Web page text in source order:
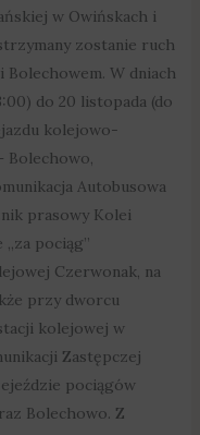
w Owińskach i
zostanie ruch
W dniach
do 20 listopada (do
kolejowo-
Bolechowo,
Autobusowa
prasowy Kolei
pociąg”
Czerwonak, na
przy dworcu
kolejowej w
Zastępczej
pociągów
Bolechowo. Z